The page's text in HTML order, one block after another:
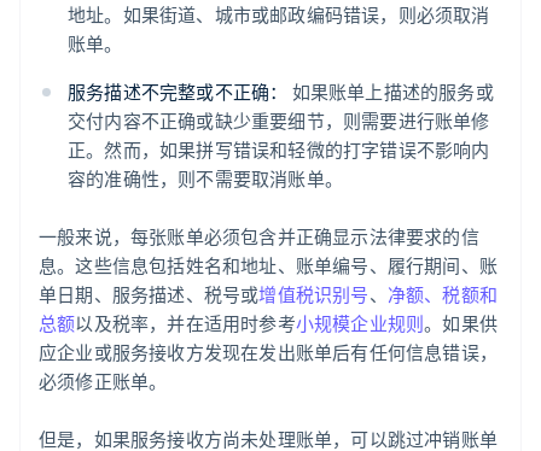
地址。如果街道、城市或邮政编码错误，则必须取消
账单。
服务描述不完整或不正确：
如果账单上描述的服务或
交付内容不正确或缺少重要细节，则需要进行账单修
正。然而，如果拼写错误和轻微的打字错误不影响内
容的准确性，则不需要取消账单。
一般来说，每张账单必须包含并正确显示法律要求的信
息。这些信息包括姓名和地址、账单编号、履行期间、账
单日期、服务描述、税号或增值税识别号、 净额、税额和
总额以及税率，并在适用时参考小规模企业规则。如果供
应企业或服务接收方发现在发出账单后有任何信息错误，
必须修正账单。
但是，如果服务接收方尚未处理账单，可以跳过冲销账单